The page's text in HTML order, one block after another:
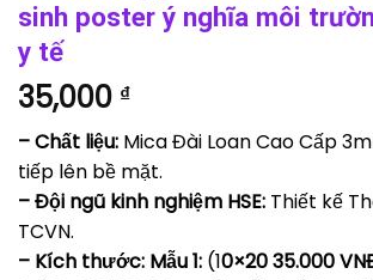
sinh poster ý nghĩa môi
y tế
35,000 ₫
– Chất liệu: Mica Đài Loan Cao Cấp
tiếp lên bề mặt.
– Đội ngũ kinh nghiệm HSE: Thiết kế
TCVN.
– Kích thước: Mẫu 1: (10×20 35.000